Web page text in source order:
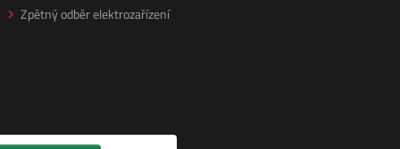
Zpětný odběr elektrozařízení